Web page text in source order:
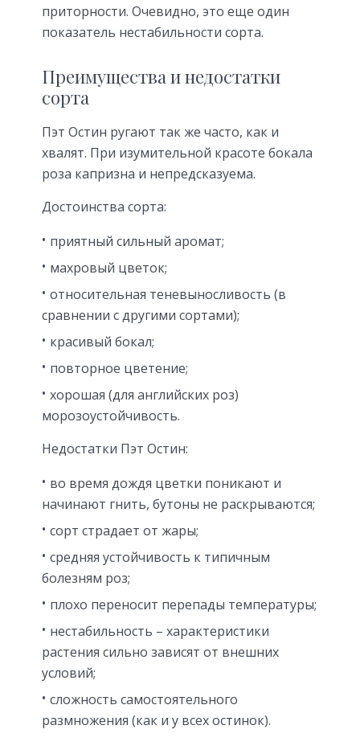
приторности. Очевидно, это еще один
показатель нестабильности сорта.
Преимущества и недостатки
сорта
Пэт Остин ругают так же часто, как и
хвалят. При изумительной красоте бокала
роза капризна и непредсказуема.
Достоинства сорта:
приятный сильный аромат;
махровый цветок;
относительная теневыносливость (в
сравнении с другими сортами);
красивый бокал;
повторное цветение;
хорошая (для английских роз)
морозоустойчивость.
Недостатки Пэт Остин:
во время дождя цветки поникают и
начинают гнить, бутоны не раскрываются;
сорт страдает от жары;
средняя устойчивость к типичным
болезням роз;
плохо переносит перепады температуры;
нестабильность – характеристики
растения сильно зависят от внешних
условий;
сложность самостоятельного
размножения (как и у всех остинок).